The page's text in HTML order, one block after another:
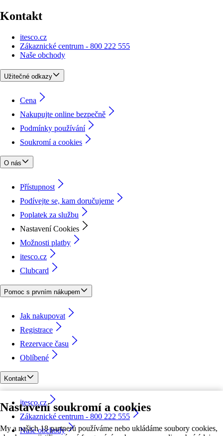
Nastavení soukromí a cookies
My a našich 18 partnerů používáme nebo ukládáme soubory cookies,
Kontakt
itesco.cz
Zákaznické centrum - 800 222 555
Naše obchody
Užitečné odkazy
Cena
Nakupujte online bezpečně
Podmínky používání
Soukromí a cookies
O nás
Přístupnost
Podívejte se, kam doručujeme
Poplatek za službu
Nastavení Cookies
Možnosti platby
itesco.cz
Clubcard
Pomoc s prvním nákupem
Jak nakupovat
Registrace
Rezervace času
Oblíbené
Kontakt
itesco.cz
Zákaznické centrum - 800 222 555
Naše obchody